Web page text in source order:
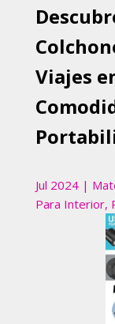
Viajes
Jul 2024|
Para Interior,